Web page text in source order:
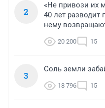
2
«Не привози их
40 лет разводит
нему
20 200 15
3
Соль земли
18 796 15